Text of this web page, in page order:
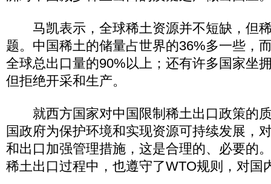
马凯表示，全球稀土资源并不短缺，但
题。中国稀土的储量占世界的36%多一些，
全球总出口量的90%以上；还有许多国家坐
但拒绝开采和生产。
就西方国家对中国限制稀土出口政策的
国政府为保护环境和实现资源可持续发展，
和出口加强管理措施，这是合理的、必要的
稀土出口过程中，也遵守了WTO规则，对国